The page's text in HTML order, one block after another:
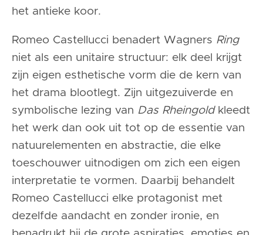
het antieke koor.
Romeo Castellucci benadert Wagners Ring
niet als een unitaire structuur: elk deel krijgt
zijn eigen esthetische vorm die de kern van
het drama blootlegt. Zijn uitgezuiverde en
symbolische lezing van Das Rheingold kleedt
het werk dan ook uit tot op de essentie van
natuurelementen en abstractie, die elke
toeschouwer uitnodigen om zich een eigen
interpretatie te vormen. Daarbij behandelt
Romeo Castellucci elke protagonist met
dezelfde aandacht en zonder ironie, en